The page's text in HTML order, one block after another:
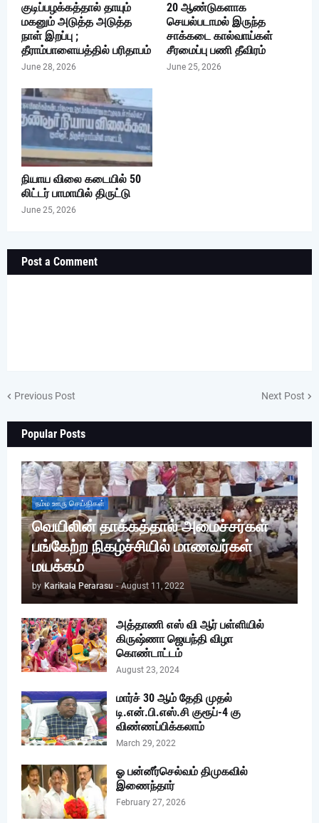
குடிப்பழக்கத்தால் தாயும்
மகனும் அடுத்த அடுத்த
நாள் இறப்பு ;
தீராம்பாளையத்தில் பரிதாபம்
June 28, 2026
20 ஆண்டுகளாக
செயல்படாமல் இருந்த
சாக்கடை கால்வாய்கள்
சீரமைப்பு பணி தீவிரம்
June 25, 2026
நியாய விலை கடையில் 50
லிட்டர் பாமாயில் திருட்டு
June 25, 2026
Post a Comment
Previous Post Next Post
Popular Posts
நம்ம ஊரு செய்திகள்
வெயிலின் தாக்கத்தால் அமைச்சர்கள்
பங்கேற்ற நிகழ்ச்சியில் மாணவர்கள்
மயக்கம்
by Karikala Perarasu - August 11, 2022
அத்தாணி எஸ் வி ஆர் பள்ளியில்
கிருஷ்ணா ஜெயந்தி விழா
கொண்டாட்டம்
August 23, 2024
மார்ச் 30 ஆம் தேதி முதல்
டி.என்.பி.எஸ்.சி குரூப்-4 கு
விண்ணப்பிக்கலாம்
March 29, 2022
ஓ பன்னீர்செல்வம் திமுகவில்
இணைந்தார்
February 27, 2026